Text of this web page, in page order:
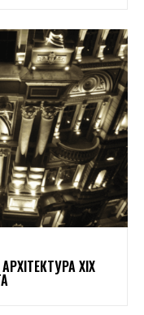
XIX